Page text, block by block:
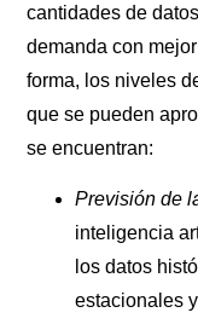
cantidades de
demanda con
forma, los niveles
que se pueden
se encuentran:
Previsión de
inteligencia
los datos
estacionales